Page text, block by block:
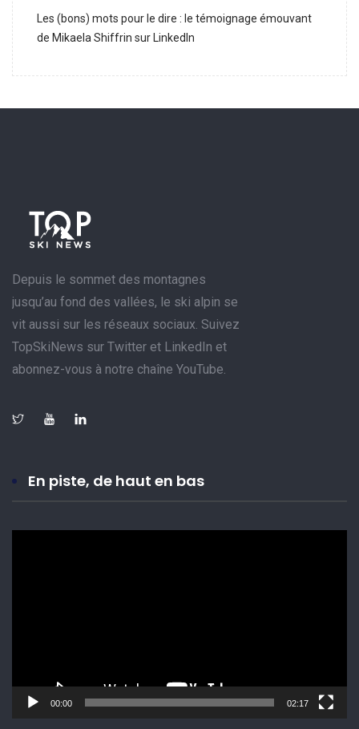
Les (bons) mots pour le dire : le témoignage émouvant
de Mikaela Shiffrin sur LinkedIn
Depuis le sommet des montagnes
jusqu’au fond des vallées, le ski alpin se
vit aussi sur les réseaux sociaux. Suivez
TopSkiNews sur Twitter et LinkedIn et
abonnez-vous à notre chaîne YouTube.
En piste, de haut en bas
00:00 02:17